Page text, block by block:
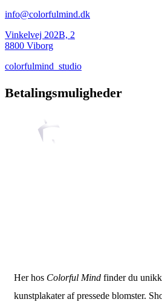
info@colorfulmind.dk
Vinkelvej 202B, 2
8800 Viborg
colorfulmind_studio
Betalingsmuligheder
Her hos Colorful Mind finder du
kunstplakater af pressede blomster.